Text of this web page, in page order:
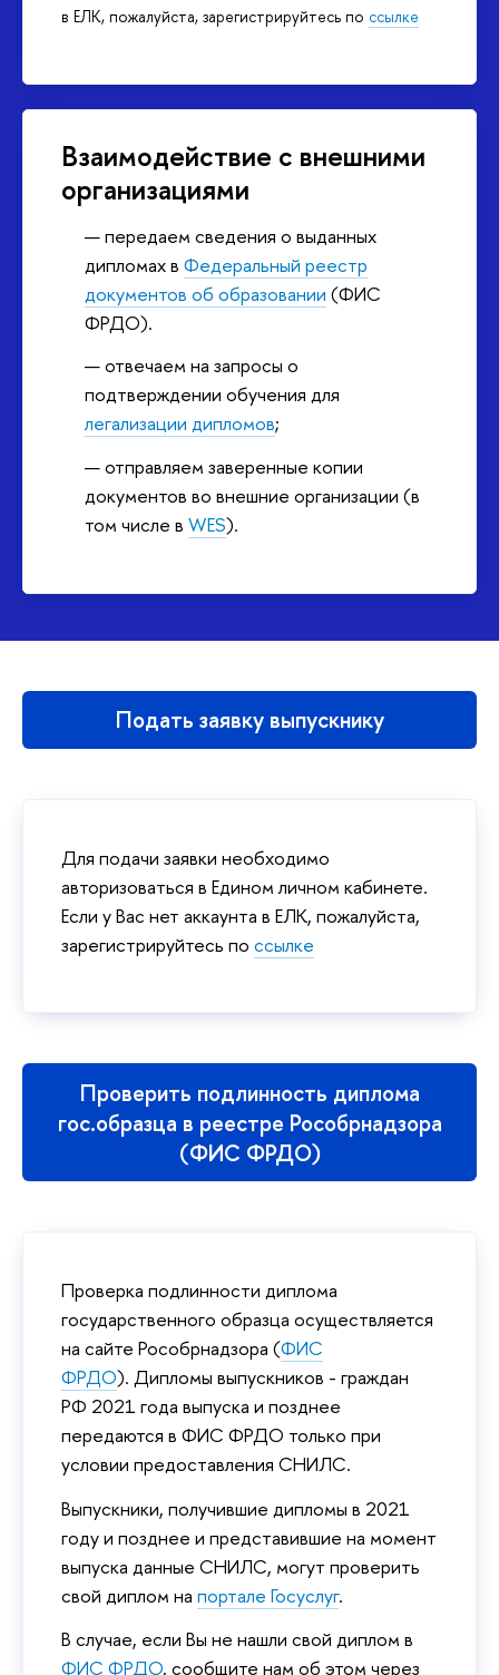
в ЕЛК, пожалуйста, зарегистрируйтесь по ссылке
Взаимодействие с внешними
организациями
передаем сведения о выданных
дипломах вФедеральный реестр
документов об образовании (ФИС
ФРДО).
отвечаем на запросы о
подтверждении обучения для
легализации дипломов;
отправляем заверенные копии
документов во внешние организации (в
том числе вWES).
Подать заявку выпускнику
Для подачи заявки необходимо
авторизоваться в Едином личном кабинете.
Если у Вас нет аккаунта в ЕЛК, пожалуйста,
зарегистрируйтесь по ссылке
Проверить подлинность диплома
гос.образца в реестре Рособрнадзора
(ФИС ФРДО)
Проверка подлинности диплома
государственного образца осуществляется
на сайте Рособрнадзора (ФИС
ФРДО). Дипломы выпускников - граждан
РФ 2021 года выпуска и позднее
передаются в ФИС ФРДО только при
условии предоставления СНИЛС.
Выпускники, получившие дипломы в 2021
году и позднее и представившие на момент
выпуска данные СНИЛС, могут проверить
свой диплом на портале Госуслуг.
В случае, если Вы не нашли свой диплом в
ФИС ФРДО, сообщите нам об этом через